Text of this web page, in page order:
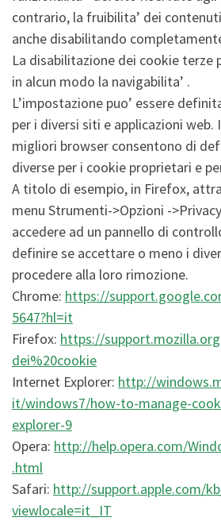
contrario, la fruibilita’ dei
anche disabilitando
La disabilitazione dei cookie terze
in alcun modo la navigabilita’ .
L’impostazione puo’ essere
per i diversi siti e applicazioni web.
migliori browser consentono di
diverse per i cookie proprietari e
A titolo di esempio, in Firefox,
menu Strumenti->Opzioni -
accedere ad un pannello di
definire se accettare o meno i
procedere alla loro rimozione.
Chrome: https://
5647?hl=it
Firefox: https://
dei%20cookie
Internet Explorer: http://
it/windows7/how-to-manage-
explorer-9
Opera: http://help.opera.com/
.html
Safari: http://support.apple.com/
viewlocale=it_IT